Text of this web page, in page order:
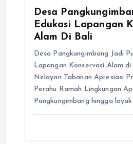
Desa
Edukasi Lapangan
Alam Di Bali
Desa Pangkungimbang Jadi
Lapangan Konservasi Alam
Nelayan Tabanan Apresiasi
Perahu Ramah Lingkungan
Pangkungimbang hingga